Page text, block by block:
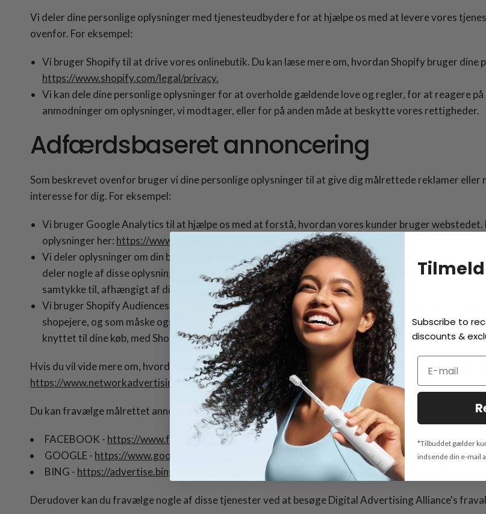
Vi deler dine personlige oplysninger med tjenesteudbydere for at hjælpe os med at levere vores
ovenfor. For eksempel:
Vi bruger Shopify til at drive vores onlinebutik. Du kan læse mere om, hvordan Shopify bruger dine
https://www.shopify.com/legal/privacy.
Vi kan dele dine personlige oplysninger for at overholde gældende love og regler, for at reagere
anmodninger om oplysninger, vi modtager, eller for på anden måde at beskytte vores rettigheder.
Adfærdsbaseret annoncering
Som beskrevet ovenfor bruger vi dine personlige oplysninger til at give dig målrettede reklamer
interesse for dig. For eksempel:
Vi bruger Google Analytics til at hjælpe os med at forstå, hvordan vores kunder bruger
oplysninger her: https://www.google.com/intl/en/policies/privacy/.Du kan også fravælge Google
Vi deler oplysninger om din brug af webstedet, dine køb og din interaktion med vores annoncer
deler nogle af disse oplysninger direkte med vores reklamepartnere, og i nogle tilfælde gennem
samtykke til, afhængigt af din placering).
Vi bruger Shopify Audiences til at hjælpe os med at vise annoncer på andre websites med vores
shopejere, og som måske også er interesserede i det, vi har at tilbyde. Vi deler også oplysninger
knyttet til dine køb, med Shopify Audiences, hvorigennem andre Shopify-forhandlere kan give dig
Hvis du vil vide mere om, hvordan målrettet annoncering fungerer, kan du besøge Network
https://www.networkadvertising.org/understanding-online-advertising/how-does-it-work.
Du kan fravælge målrettet annoncering ved at:
FACEBOOK - https://www.facebook.com/settings/?tab=ads
GOOGLE - https://www.google.com/settings/ads/anonymous
BING - https://advertise.bingads.microsoft.com/en-us/resources/policies/personalized-ads
Derudover kan du fravælge nogle af disse tjenester ved at besøge Digital Advertising Alliance's
Tilmeld
Subscribe to
discounts &
*Tilbuddet gælder
indsende din e-mail